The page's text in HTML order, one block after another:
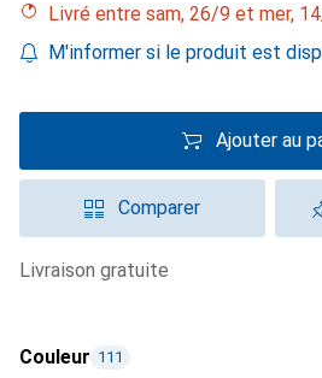
Livré entre sam, 26/9 et mer,
M'informer si le produit est
Ajouter au
Comparer
livraison gratuite
Couleur 111